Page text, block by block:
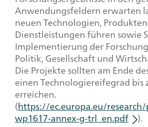
Anwendungsfeldern erwarten
neuen Technologien,
Dienstleistungen führen sowie
Implementierung der
Politik, Gesellschaft und
Die Projekte sollten am Ende
einen Technologiereifegrad bis
erreichen.
(https://ec.europa.eu/
wp1617-annex-g-trl_en.pdf ).